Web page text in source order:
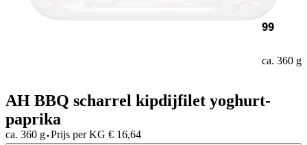
99
ca. 360 g
AH BBQ scharrel kipdijfilet yoghurt-
paprika
ca. 360 g·Prijs per KG € 16,64